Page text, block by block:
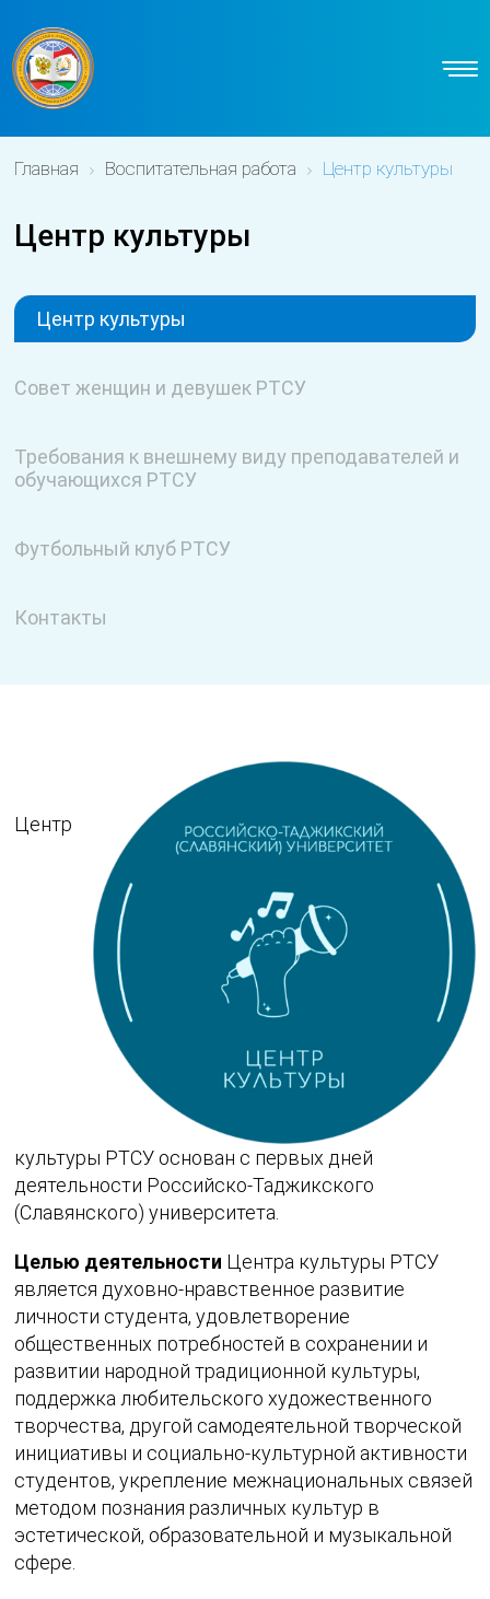
Главная Воспитательная работа Центр культуры
Центр культуры
Центр культуры
Совет женщин и девушек РТСУ
Требования к внешнему виду преподавателей и
обучающихся РТСУ
Футбольный клуб РТСУ
Контакты
Центр
культуры РТСУ основан с первых дней
деятельности Российско-Таджикского
(Славянского) университета.
Целью деятельности Центра культуры РТСУ
является духовно-нравственное развитие
личности студента, удовлетворение
общественных потребностей в сохранении и
развитии народной традиционной культуры,
поддержка любительского художественного
творчества, другой самодеятельной творческой
инициативы и социально-культурной активности
студентов, укрепление межнациональных связей
методом познания различных культур в
эстетической, образовательной и музыкальной
сфере.